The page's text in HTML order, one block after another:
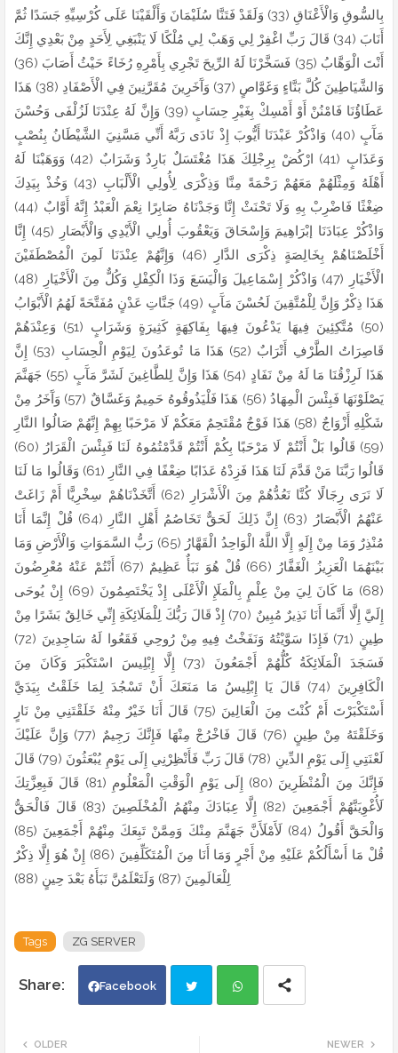
بِالسُّوقِ وَالْأَعْنَاقِ (33) وَلَقَدْ فَتَنَّا سُلَيْمَانَ وَأَلْقَيْنَا عَلَى كُرْسِيِّهِ جَسَدًا ثُمَّ
أَنَابَ (34) قَالَ رَبِّ اغْفِرْ لِي وَهَبْ لِي مُلْكًا لَا يَنْبَغِي لِأَحَدٍ مِنْ بَعْدِي إِنَّكَ
أَنْتَ الْوَهَّابُ (35) فَسَخَّرْنَا لَهُ الرِّيحَ تَجْرِي بِأَمْرِهِ رُخَاءً حَيْثُ أَصَابَ (36)
وَالشَّيَاطِينَ كُلَّ بَنَّاءٍ وَغَوَّاصٍ (37) وَآَخَرِينَ مُقَرَّنِينَ فِي الْأَصْفَادِ (38) هَذَا
عَطَاؤُنَا فَامْنُنْ أَوْ أَمْسِكْ بِغَيْرِ حِسَابٍ (39) وَإِنَّ لَهُ عِنْدَنَا لَزُلْفَى وَحُسْنَ
مَآَبٍ (40) وَاذْكُرْ عَبْدَنَا أَيُّوبَ إِذْ نَادَى رَبَّهُ أَنِّي مَسَّنِيَ الشَّيْطَانُ بِنُصْبٍ
وَعَذَابٍ (41) ارْكُضْ بِرِجْلِكَ هَذَا مُغْتَسَلٌ بَارِدٌ وَشَرَابٌ (42) وَوَهَبْنَا لَهُ
أَهْلَهُ وَمِثْلَهُمْ مَعَهُمْ رَحْمَةً مِنَّا وَذِكْرَى لِأُولِي الْأَلْبَابِ (43) وَخُذْ بِيَدِكَ
ضِغْثًا فَاضْرِبْ بِهِ وَلَا تَحْنَثْ إِنَّا وَجَدْنَاهُ صَابِرًا نِعْمَ الْعَبْدُ إِنَّهُ أَوَّابٌ (44)
وَاذْكُرْ عِبَادَنَا إبْرَاهِيمَ وَإِسْحَاقَ وَيَعْقُوبَ أُولِي الْأَيْدِي وَالْأَبْصَارِ (45) إِنَّا
أَخْلَصْنَاهُمْ بِخَالِصَةٍ ذِكْرَى الدَّارِ (46) وَإِنَّهُمْ عِنْدَنَا لَمِنَ الْمُصْطَفَيْنَ
الْأَخْيَارِ (47) وَاذْكُرْ إِسْمَاعِيلَ وَالْيَسَعَ وَذَا الْكِفْلِ وَكُلٌّ مِنَ الْأَخْيَارِ (48)
هَذَا ذِكْرٌ وَإِنَّ لِلْمُتَّقِينَ لَحُسْنَ مَآَبٍ (49) جَنَّاتِ عَدْنٍ مُفَتَّحَةً لَهُمُ الْأَبْوَابُ
(50) مُتَّكِئِينَ فِيهَا يَدْعُونَ فِيهَا بِفَاكِهَةٍ كَثِيرَةٍ وَشَرَابٍ (51) وَعِنْدَهُمْ
قَاصِرَاتُ الطَّرْفِ أَتْرَابٌ (52) هَذَا مَا تُوعَدُونَ لِيَوْمِ الْحِسَابِ (53) إِنَّ
هَذَا لَرِزْقُنَا مَا لَهُ مِنْ نَفَادٍ (54) هَذَا وَإِنَّ لِلطَّاغِينَ لَشَرَّ مَآَبٍ (55) جَهَنَّمَ
يَصْلَوْنَهَا فَبِئْسَ الْمِهَادُ (56) هَذَا فَلْيَذُوقُوهُ حَمِيمٌ وَغَسَّاقٌ (57) وَآَخَرُ مِنْ
شَكْلِهِ أَزْوَاجٌ (58) هَذَا فَوْجٌ مُقْتَحِمٌ مَعَكُمْ لَا مَرْحَبًا بِهِمْ إِنَّهُمْ صَالُوا النَّارِ
(59) قَالُوا بَلْ أَنْتُمْ لَا مَرْحَبًا بِكُمْ أَنْتُمْ قَدَّمْتُمُوهُ لَنَا فَبِئْسَ الْقَرَارُ (60)
قَالُوا رَبَّنَا مَنْ قَدَّمَ لَنَا هَذَا فَزِدْهُ عَذَابًا ضِعْفًا فِي النَّارِ (61) وَقَالُوا مَا لَنَا
لَا نَرَى رِجَالًا كُنَّا نَعُدُّهُمْ مِنَ الْأَشْرَارِ (62) أَتَّخَذْنَاهُمْ سِخْرِيًّا أَمْ زَاغَتْ
عَنْهُمُ الْأَبْصَارُ (63) إِنَّ ذَلِكَ لَحَقٌّ تَخَاصُمُ أَهْلِ النَّارِ (64) قُلْ إِنَّمَا أَنَا
مُنْذِرٌ وَمَا مِنْ إِلَهٍ إِلَّا اللَّهُ الْوَاحِدُ الْقَهَّارُ (65) رَبُّ السَّمَوَاتِ وَالْأَرْضِ وَمَا
بَيْنَهُمَا الْعَزِيزُ الْغَفَّارُ (66) قُلْ هُوَ نَبَأٌ عَظِيمٌ (67) أَنْتُمْ عَنْهُ مُعْرِضُونَ
(68) مَا كَانَ لِيَ مِنْ عِلْمٍ بِالْمَلَإِ الْأَعْلَى إِذْ يَخْتَصِمُونَ (69) إِنْ يُوحَى
إِلَيَّ إِلَّا أَنَّمَا أَنَا نَذِيرٌ مُبِينٌ (70) إِذْ قَالَ رَبُّكَ لِلْمَلَائِكَةِ إِنِّي خَالِقٌ بَشَرًا مِنْ
طِينٍ (71) فَإِذَا سَوَّيْتُهُ وَنَفَخْتُ فِيهِ مِنْ رُوحِي فَقَعُوا لَهُ سَاجِدِينَ (72)
فَسَجَدَ الْمَلَائِكَةُ كُلُّهُمْ أَجْمَعُونَ (73) إِلَّا إِبْلِيسَ اسْتَكْبَرَ وَكَانَ مِنَ
الْكَافِرِينَ (74) قَالَ يَا إِبْلِيسُ مَا مَنَعَكَ أَنْ تَسْجُدَ لِمَا خَلَقْتُ بِيَدَيَّ
أَسْتَكْبَرْتَ أَمْ كُنْتَ مِنَ الْعَالِينَ (75) قَالَ أَنَا خَيْرٌ مِنْهُ خَلَقْتَنِي مِنْ نَارٍ
وَخَلَقْتَهُ مِنْ طِينٍ (76) قَالَ فَاخْرُجْ مِنْهَا فَإِنَّكَ رَجِيمٌ (77) وَإِنَّ عَلَيْكَ
لَعْنَتِي إِلَى يَوْمِ الدِّينِ (78) قَالَ رَبِّ فَأَنْظِرْنِي إِلَى يَوْمِ يُبْعَثُونَ (79) قَالَ
فَإِنَّكَ مِنَ الْمُنْظَرِينَ (80) إِلَى يَوْمِ الْوَقْتِ الْمَعْلُومِ (81) قَالَ فَبِعِزَّتِكَ
لَأُغْوِيَنَّهُمْ أَجْمَعِينَ (82) إِلَّا عِبَادَكَ مِنْهُمُ الْمُخْلَصِينَ (83) قَالَ فَالْحَقُّ
وَالْحَقَّ أَقُولُ (84) لَأَمْلَأَنَّ جَهَنَّمَ مِنْكَ وَمِمَّنْ تَبِعَكَ مِنْهُمْ أَجْمَعِينَ (85)
قُلْ مَا أَسْأَلُكُمْ عَلَيْهِ مِنْ أَجْرٍ وَمَا أَنَا مِنَ الْمُتَكَلِّفِينَ (86) إِنْ هُوَ إِلَّا ذِكْرٌ
لِلْعَالَمِينَ (87) وَلَتَعْلَمُنَّ نَبَأَهُ بَعْدَ حِينٍ (88)
Tags ZG SERVER
Facebook
NEWER
OLDER